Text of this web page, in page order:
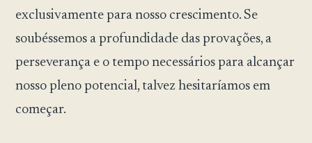
exclusivamente para nosso crescimento. Se
soubéssemos a profundidade das provações, a
perseverança e o tempo necessários para alcançar
nosso pleno potencial, talvez hesitaríamos em
começar.